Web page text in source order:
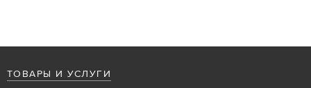
ТОВАРЫ И УСЛУГИ